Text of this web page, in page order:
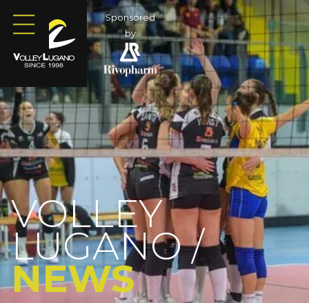
Sponsored
by
VOLLEY
LUGANO /
NEWS